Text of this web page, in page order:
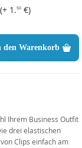
1.50 €)
den Warenkorb
Ihrem Business Outfit
drei elastischen
Clips einfach am